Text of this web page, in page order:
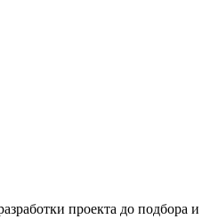
проекта до подбора